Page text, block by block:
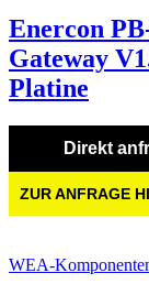
Enercon
Gateway
Platine
Direkt
ZUR ANFRAGE
WEA-